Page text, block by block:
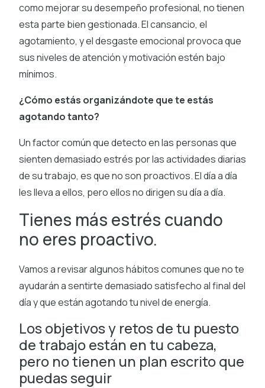
como mejorar su desempeño profesional, no tienen
esta parte bien gestionada. El cansancio, el
agotamiento, y el desgaste emocional provoca que
sus niveles de atención y motivación estén bajo
mínimos.
¿Cómo estás organizándote que te estás
agotando tanto?
Un factor común que detecto en las personas que
sienten demasiado estrés por las actividades diarias
de su trabajo, es que no son proactivos. El día a día
les lleva a ellos, pero ellos no dirigen su día a día.
Tienes más estrés cuando
no eres proactivo.
Vamos a revisar algunos hábitos comunes que no te
ayudarán a sentirte demasiado satisfecho al final del
día y que están agotando tu nivel de energía.
Los objetivos y retos de tu puesto
de trabajo están en tu cabeza,
pero no tienen un plan escrito que
puedas seguir